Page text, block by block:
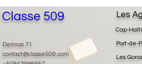
Classe 509
Delmas 71
contact@classe509.com
Les
Cap-
Port-de-
Les